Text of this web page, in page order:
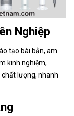
Nghiệp
tạo bài bản, am
kinh nghiệm,
lượng, nhanh